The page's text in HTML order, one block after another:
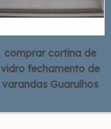
comprar cortina de
vidro fechamento de
varandas Guarulhos